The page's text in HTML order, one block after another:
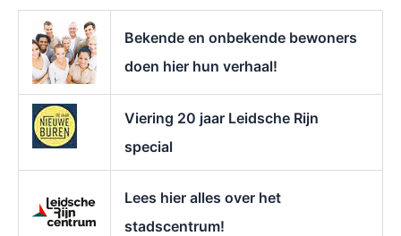
Bekende en onbekende bewoners
doen hier hun verhaal!
Viering 20 jaar Leidsche Rijn
special
Lees hier alles over het
stadscentrum!